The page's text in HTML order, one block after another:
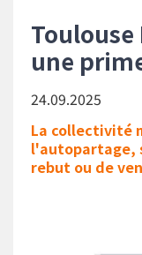
d'Ariane
une
24.09.2025
La collectivité
l'autopartage,
rebut ou de